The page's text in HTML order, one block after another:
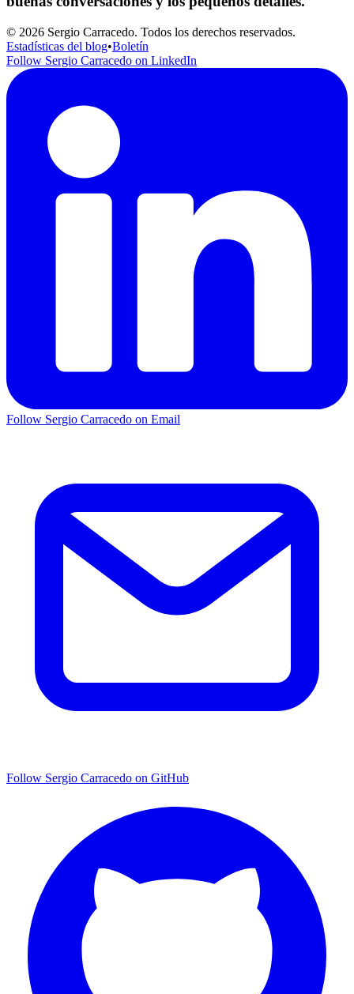
© 2026 Sergio Carracedo. Todos los derechos reservados.
Estadísticas del blog•Boletín
Follow Sergio Carracedo on LinkedIn
Follow Sergio Carracedo on Email
Follow Sergio Carracedo on GitHub